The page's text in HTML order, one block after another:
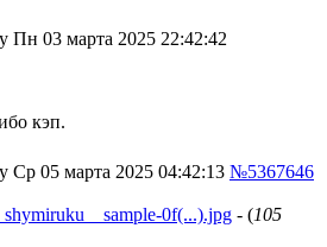
Пн 03 марта 2025 22:42:42
кэп.
Ср 05 марта 2025 04:42:13 №5367646
0f(...).jpg - (105